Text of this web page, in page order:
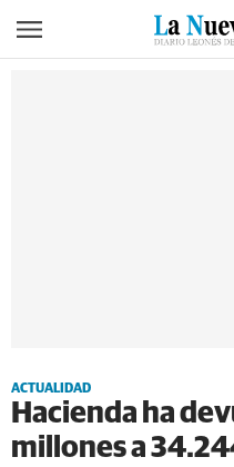
ACTUALIDAD
Hacienda ha
millones a